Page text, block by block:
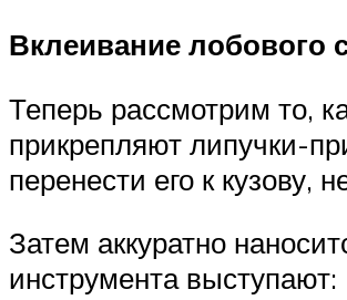
Вклеивание лобового
Теперь рассмотрим то,
прикрепляют липучки-
перенести его к кузову,
Затем аккуратно
инструмента выступают: